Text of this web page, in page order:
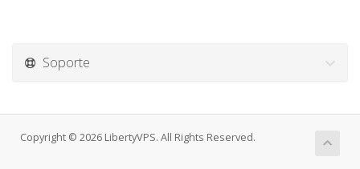
Soporte
Copyright © 2026 LibertyVPS. All Rights Reserved.